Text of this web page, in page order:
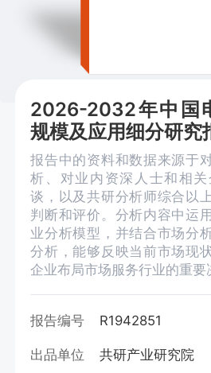
2026-2032年中国
规模及应用细分研究
报告中的资料和数据来源于
析、对业内资深人士和相
谈，以及共研分析师综合以
判断和评价。分析内容中运
业分析模型，并结合市场分
分析，能够反映当前市场现
企业布局市场服务行业的重要
报告编号 R1942851
出品单位 共研产业研究院